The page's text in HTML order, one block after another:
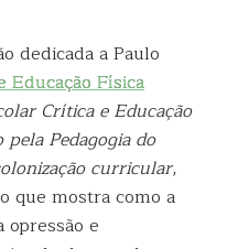
dedicada a Paulo
Educação Física
Crítica e Educação
Pedagogia do
curricular,
que mostra como a
e